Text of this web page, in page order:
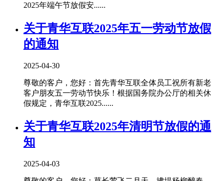
2025年端午节放假安......
关于青华互联2025年五一劳动节放假
的通知
2025-04-30
尊敬的客户，您好：首先青华互联全体员工祝所有新老
客户朋友五一劳动节快乐！根据国务院办公厅的相关休
假规定，青华互联2025......
关于青华互联2025年清明节放假的通
知
2025-04-03